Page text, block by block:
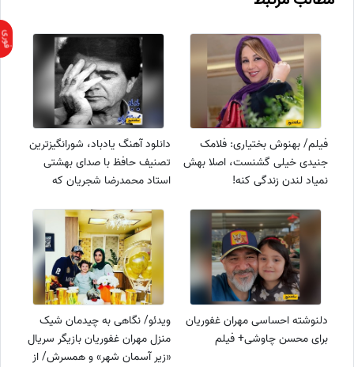
فیلم/ بهنوش بختیاری: فلامک
جنیدی خیلی گشنست، اصلا بهش
نمیاد لندن زندگی کنه!
دانلود آهنگ یادباد، شورانگیزترین
تصنیف حافظ با صدای بهشتی
استاد محمدرضا شجریان که
دوستداران یاد باد ، یاد باد یاد باد
آن روزگاران یاد باد ، یاد باد
دلنوشته احساسی مهران غفوریان
برای محسن چاوشی+ فیلم
ویدئو/ نگاهی به چیدمان شیک
منزل مهران غفوریان بازیگر سریال
«زیر آسمان شهر» و همسرش/ از